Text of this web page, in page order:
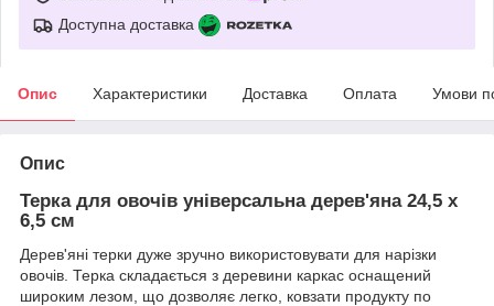
Доступна доставка
Опис Характеристики Доставка Оплата Умови
Опис
Терка для овочів універсальна дерев'яна 24,5 х
6,5 см
Дерев'яні терки дуже зручно використовувати для нарізки
овочів. Терка складається з деревини каркас оснащений
широким лезом, що дозволяє легко, ковзати продукту по